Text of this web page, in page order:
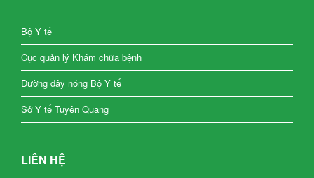
Bộ Y tế
Cục quản lý Khám chữa bệnh
Đường dây nóng Bộ Y tế
Sở Y tế Tuyên Quang
LIÊN HỆ